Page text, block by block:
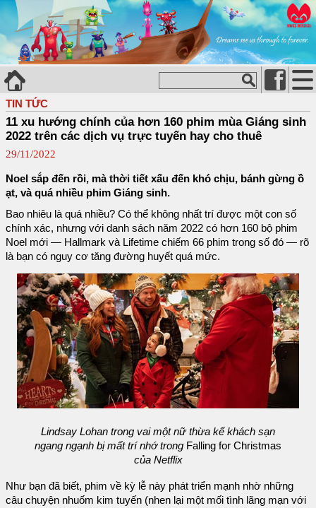
TIN TỨC
11 xu hướng chính của hơn 160 phim mùa Giáng sinh
2022 trên các dịch vụ trực tuyến hay cho thuê
29/11/2022
Noel sắp đến rồi, mà thời tiết xấu đến khó chịu, bánh gừng ồ
ạt, và quá nhiều phim Giáng sinh.
Bao nhiêu là quá nhiều? Có thể không nhất trí được một con số
chính xác, nhưng với danh sách năm 2022 có hơn 160 bộ phim
Noel mới — Hallmark và Lifetime chiếm 66 phim trong số đó — rõ
là bạn có nguy cơ tăng đường huyết quá mức.
Lindsay Lohan trong vai một nữ thừa kế khách sạn
ngang ngạnh bị mất trí nhớ trong Falling for Christmas
của Netflix
Như bạn đã biết, phim về kỳ lễ này phát triển mạnh nhờ những
câu chuyện nhuốm kim tuyến (nhen lại một mối tình lãng mạn với